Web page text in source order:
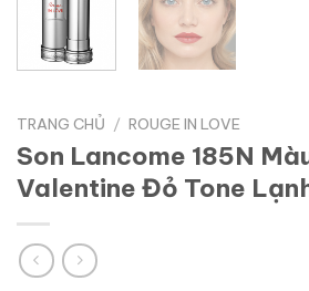
TRANG CHỦ / ROUGE IN LOVE
Son Lancome 185N
Valentine Đỏ Tone